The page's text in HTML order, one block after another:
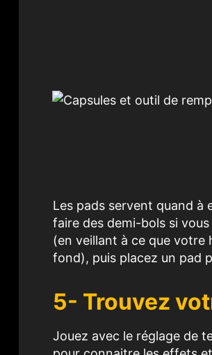
Les pads servent quand à
faire des demi-bols si
(en veillant à ce que votre
fond), puis placez un pad
5- Trouvez
Jouez avec le réglage de